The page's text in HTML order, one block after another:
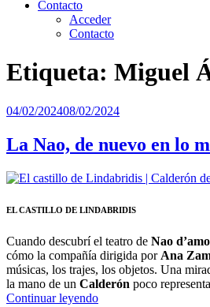
Contacto
Acceder
Contacto
Etiqueta: Miguel
Publicado
04/02/202408/02/2024
La Nao, de nuevo en lo
EL CASTILLO DE LINDABRIDIS
Cuando descubrí el teatro de Nao
cómo la compañía dirigida por Ana
músicas, los trajes, los objetos. Una
la mano de un Calderón poco
Continuar leyendo“La